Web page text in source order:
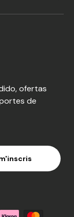
ofertas
de